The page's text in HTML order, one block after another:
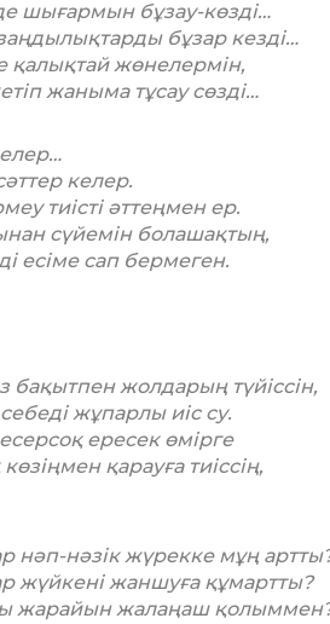
шығармын бұзау-көзді…
бұзар кезді…
қалықтай жөнелермін,
жаныма тұсау сөзді…
келер.
тиісті әттеңмен ер.
сүйемін болашақтың,
есіме сап бермеген.
бақытпен жолдарың түйіссін,
жұпарлы иіс су.
ересек өмірге
қарауға тиіссің,
нәп-нәзік жүрекке мұң
жүйкені жаншуға құмартты?
жарайын жалаңаш